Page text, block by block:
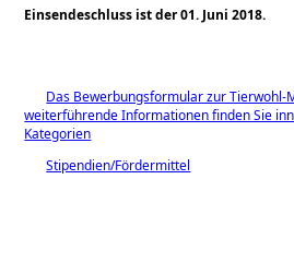
Einsendeschluss ist der 01. Juni 2018.
Das Bewerbungsformular zur Tierwohl-
weiterführende Informationen finden Sie
Kategorien
Stipendien/Fördermittel